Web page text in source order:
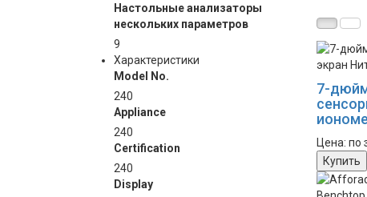
Настольные анализаторы
нескольких параметров
9
Характеристики
Model No.
240
Appliance
240
Certification
240
Display
7-
Цена: по
Купить